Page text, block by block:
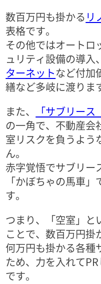
数百万円も掛かる リ
表格です。
その他ではオートロ
ュリティ設備の導入
ターネットなど付加
繕など多岐に渡りま
また、
「サブリース
の一角で、不動産会
室リスクを負うよう
ん。
赤字覚悟でサブリー
「かぼちゃの馬車
す。
つまり、「空室」と
ことで、数百万円掛
何万円も掛かる各種
ため、力を入れて
です。